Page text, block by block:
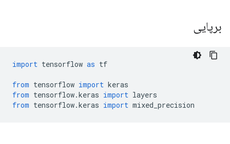
برپایی
import tensorflow as tf
from tensorflow import keras
from tensorflow.keras import layers
from tensorflow.keras import mixed_precision